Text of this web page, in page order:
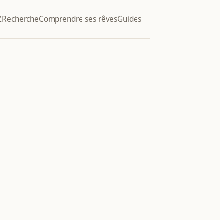
RechercheComprendre ses rêvesGuides